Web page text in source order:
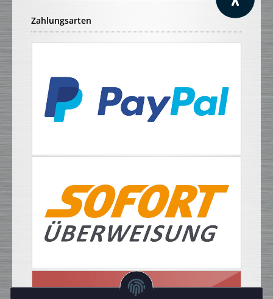
Zahlungsarten